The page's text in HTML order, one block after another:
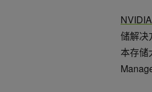
储解决
本存储